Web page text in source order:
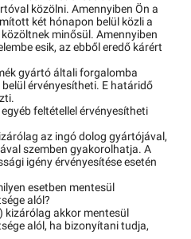
közölni. Amennyiben Ön a
két hónapon belül közli a
minősül. Amennyiben
esik, az ebből eredő kárért
gyártó általi forgalomba
érvényesítheti. E határidő
feltétellel érvényesítheti
az ingó dolog gyártójával,
szemben gyakorolhatja. A
igény érvényesítése esetén
esetben mentesül
alól?
kizárólag akkor mentesül
alól, ha bizonyítani tudja,